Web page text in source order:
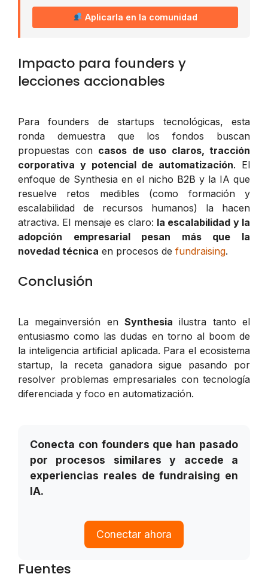
Aplicarla en la comunidad
Impacto para founders y
lecciones accionables
Para founders de startups tecnológicas, esta
ronda demuestra que los fondos buscan
propuestas con casos de uso claros, tracción
corporativa y potencial de automatización. El
enfoque de Synthesia en el nicho B2B y la IA que
resuelve retos medibles (como formación y
escalabilidad de recursos humanos) la hacen
atractiva. El mensaje es claro: la escalabilidad y la
adopción empresarial pesan más que la
novedad técnica en procesos de fundraising.
Conclusión
La megainversión en Synthesia ilustra tanto el
entusiasmo como las dudas en torno al boom de
la inteligencia artificial aplicada. Para el ecosistema
startup, la receta ganadora sigue pasando por
resolver problemas empresariales con tecnología
diferenciada y foco en automatización.
Conecta con founders que han pasado
por procesos similares y accede a
experiencias reales de fundraising en
IA.
Conectar ahora
Fuentes